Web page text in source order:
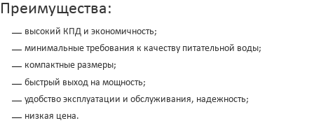
Преимущества:
высокий КПД и экономичность;
минимальные требования к качеству питательной воды;
компактные размеры;
быстрый выход на мощность;
удобство эксплуатации и обслуживания, надежность;
низкая цена.